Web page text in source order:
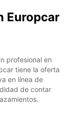
Europcar
profesional en
tiene la oferta
en línea de
de contar